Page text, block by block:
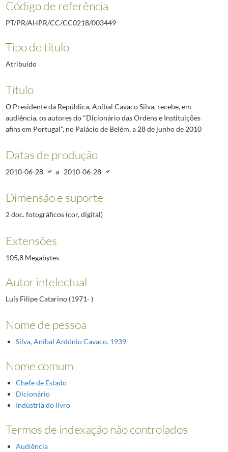
Código de referência
PT/PR/AHPR/CC/CC0218/003449
Tipo de título
Atribuído
Título
O Presidente da República, Aníbal Cavaco Silva, recebe, em
audiência, os autores do "Dicionário das Ordens e Instituições
afins em Portugal", no Palácio de Belém, a 28 de junho de 2010
Datas de produção
2010-06-28 a 2010-06-28
Dimensão e suporte
2 doc. fotográficos (cor, digital)
Extensões
105,8 Megabytes
Autor intelectual
Luís Filipe Catarino (1971- )
Nome de pessoa
Silva, Aníbal António Cavaco. 1939-
Nome comum
Chefe de Estado
Dicionário
Indústria do livro
Termos de indexação não controlados
Audiência